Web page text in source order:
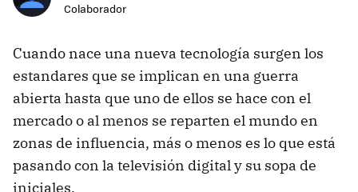
Colaborador
Cuando nace una nueva tecnología surgen los
estandares que se implican en una guerra
abierta hasta que uno de ellos se hace con el
mercado o al menos se reparten el mundo en
zonas de influencia, más o menos es lo que está
pasando con la televisión digital y su sopa de
iniciales.